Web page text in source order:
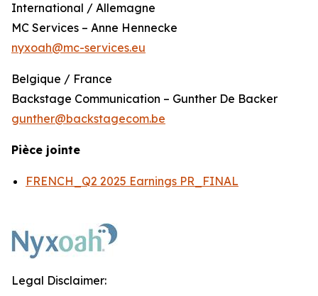
International / Allemagne
MC Services – Anne Hennecke
nyxoah@mc-services.eu
Belgique / France
Backstage Communication – Gunther De Backer
gunther@backstagecom.be
Pièce jointe
FRENCH_Q2 2025 Earnings PR_FINAL
Legal Disclaimer: